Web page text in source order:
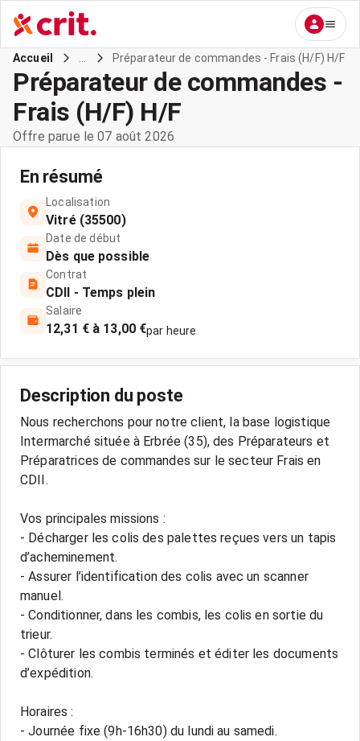
Accueil Préparateur de commandes - Frais (H/F) H/F
Préparateur de commandes -
Frais (H/F) H/F
Offre parue le 07 août 2026
En résumé
Localisation
Vitré (35500)
Date de début
Dès que possible
Contrat
CDII - Temps plein
Salaire
12,31 € à 13,00 €par heure
Description du poste
Nous recherchons pour notre client, la base logistique
Intermarché située à Erbrée (35), des Préparateurs et
Préparatrices de commandes sur le secteur Frais en
CDII.
Vos principales missions :
- Décharger les colis des palettes reçues vers un tapis
d’acheminement.
- Assurer l’identification des colis avec un scanner
manuel.
- Conditionner, dans les combis, les colis en sortie du
trieur.
- Clôturer les combis terminés et éditer les documents
d’expédition.
Horaires :
- Journée fixe (9h-16h30) du lundi au samedi.